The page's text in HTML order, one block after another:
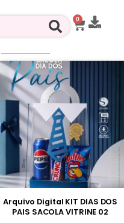
0
Arquivo Digital KIT DIAS DOS
PAIS SACOLA VITRINE 02